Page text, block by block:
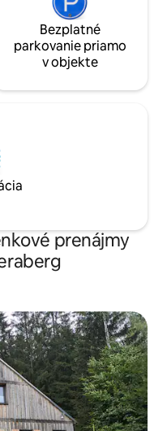
Bezplatné
parkovanie priamo
v objekte
prenájmy